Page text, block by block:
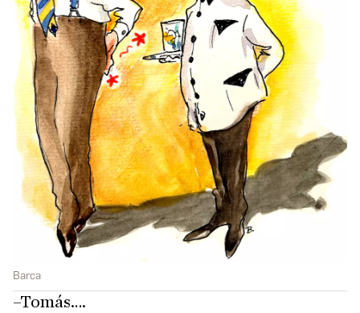
Barca
–Tomás….